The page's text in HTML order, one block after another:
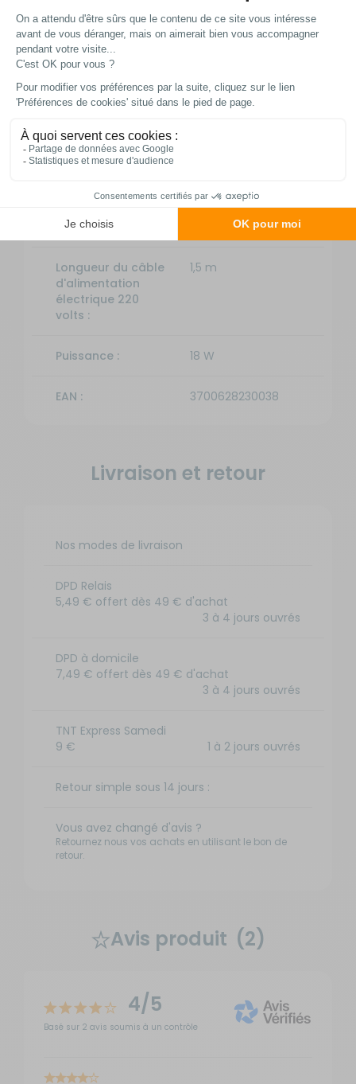
Fiche technique
Poids net :
Longueur du câble
d'alimentation
électrique 220
volts :
1,5 m
Puissance : 18 W
EAN : 3700628230038
Livraison et retour
Nos modes de livraison
DPD Relais
5,49 € offert dès 49 € d'achat
3 à 4 jours ouvrés
DPD à domicile
7,49 € offert dès 49 € d'achat
3 à 4 jours ouvrés
TNT Express Samedi
9 €
1 à 2 jours ouvrés
Retour simple sous 14 jours :
Vous avez changé d'avis ?
Retournez nous vos achats en utilisant le bon de
retour.
Avis produit (2)
4/5
Basé sur 2 avis soumis à un contrôle